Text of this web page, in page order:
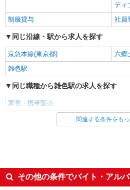
ティ
制服貸与
社員
同じ沿線・駅から求人を探す
京急本線(東京都)
六郷
雑色駅
同じ職種から雑色駅の求人を探す
家電・携帯販売
同じ雇用形態から雑色駅の求人を探す
即日勤務OK
履歴
Web面接OK
未経
関連する条件をも
その他の条件でバイト・アル